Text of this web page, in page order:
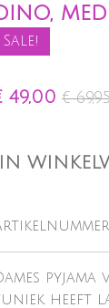
Sale!
49,00 €
IN
heeft